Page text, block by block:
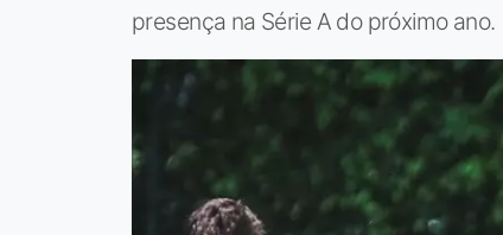
presença na Série A do próximo ano.